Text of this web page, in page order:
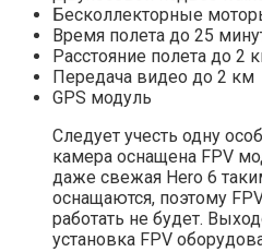
Бесколлекторные
Время полета до 25
Расстояние полета до 2
Передача видео до 2 км
GPS модуль
Следует учесть одну
камера оснащена FPV
даже свежая Hero 6
оснащаются, поэтому
работать не будет.
установка FPV